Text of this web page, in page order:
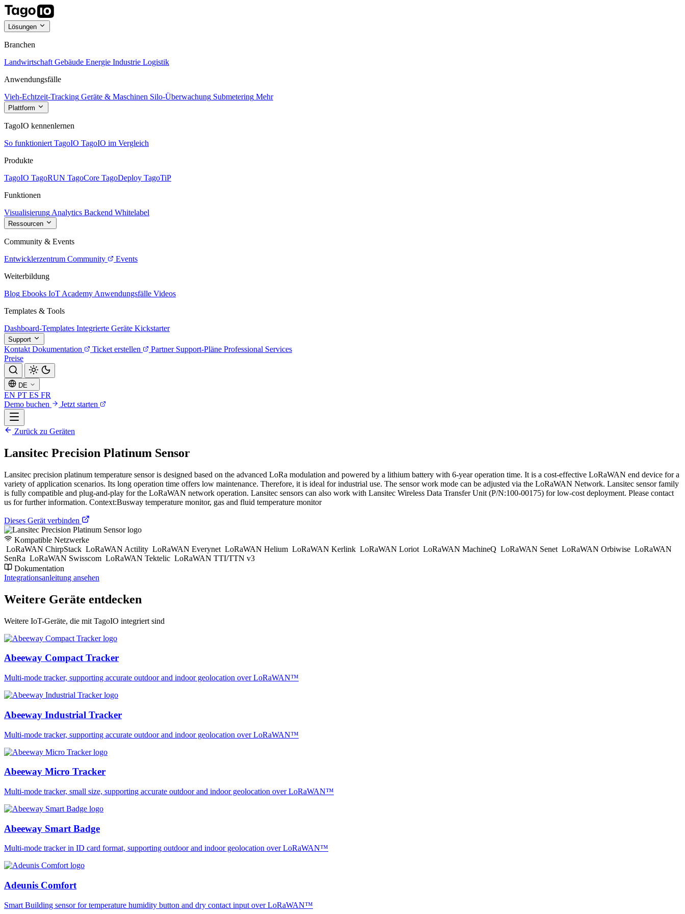
Lösungen
Branchen
Landwirtschaft Gebäude Energie Industrie Logistik
Anwendungsfälle
Vieh-Echtzeit-Tracking Geräte & Maschinen Silo-Überwachung Submetering Mehr
Plattform
TagoIO kennenlernen
So funktioniert TagoIO TagoIO im Vergleich
Produkte
TagoIO TagoRUN TagoCore TagoDeploy TagoTiP
Funktionen
Visualisierung Analytics Backend Whitelabel
Ressourcen
Community & Events
Entwicklerzentrum Community
Events
Weiterbildung
Blog Ebooks IoT Academy Anwendungsfälle Videos
Templates & Tools
Dashboard-Templates Integrierte Geräte Kickstarter
Support
Kontakt Dokumentation Ticket erstellen Partner Support-Pläne Professional Services
Preise
DE
EN PT ES FR
Demo buchen
Jetzt starten
Zurück zu Geräten
Lansitec Precision Platinum Sensor
Lansitec precision platinum temperature sensor is designed based on the advanced LoRa modulation and powered by a lithium battery with 6-year operation time. It is a cost-effective LoRaWAN end device for a
variety of application scenarios. Its long operation time offers low maintenance. Therefore, it is ideal for industrial use. The sensor work mode can be adjusted via the LoRaWAN Network. Lansitec sensor family
is fully compatible and plug-and-play for the LoRaWAN network operation. Lansitec sensors can also work with Lansitec Wireless Data Transfer Unit (P/N:100-00175) for low-cost deployment. Please contact
us for further information. Context:Busway temperature monitor, gas and fluid temperature monitor
Dieses Gerät verbinden
Kompatible Netzwerke
LoRaWAN ChirpStack LoRaWAN Actility LoRaWAN Everynet LoRaWAN Helium LoRaWAN Kerlink LoRaWAN Loriot LoRaWAN MachineQ LoRaWAN Senet LoRaWAN Orbiwise LoRaWAN
SenRa LoRaWAN Swisscom LoRaWAN Tektelic LoRaWAN TTI/TTN v3
Dokumentation
Integrationsanleitung ansehen
Weitere Geräte entdecken
Weitere IoT-Geräte, die mit TagoIO integriert sind
Abeeway Compact Tracker
Multi-mode tracker, supporting accurate outdoor and indoor geolocation over LoRaWAN™
Abeeway Industrial Tracker
Multi-mode tracker, supporting accurate outdoor and indoor geolocation over LoRaWAN™
Abeeway Micro Tracker
Multi-mode tracker, small size, supporting accurate outdoor and indoor geolocation over LoRaWAN™
Abeeway Smart Badge
Multi-mode tracker in ID card format, supporting outdoor and indoor geolocation over LoRaWAN™
Adeunis Comfort
Smart Building sensor for temperature humidity button and dry contact input over LoRaWAN™